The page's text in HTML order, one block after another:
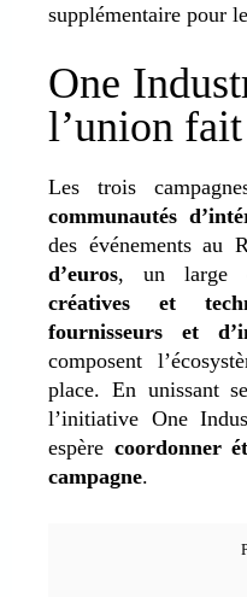
supplémentaire pour
One
l’union
Les trois
communautés
des événements au
d’euros, un large
créatives et
fournisseurs et
composent
place. En unissant
l’initiative One
espère coordonner
campagne.